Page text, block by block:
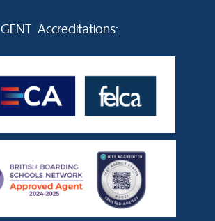
GENT Accreditations: